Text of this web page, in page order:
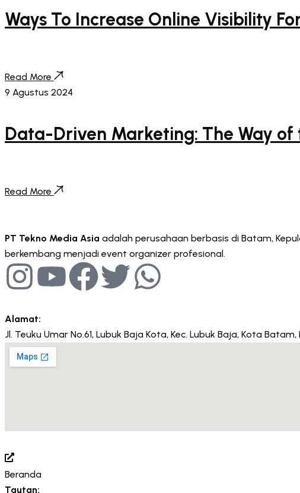
Ways To Increase Online Visibility
Read More
9 Agustus 2024
Data-Driven Marketing: The Way of
Read More
PT Tekno Media Asia adalah perusahaan berbasis di Batam,
berkembang menjadi event organizer profesional.
Alamat:
Jl. Teuku Umar No.61, Lubuk Baja Kota, Kec. Lubuk Baja, Kota
Beranda
Tautan: